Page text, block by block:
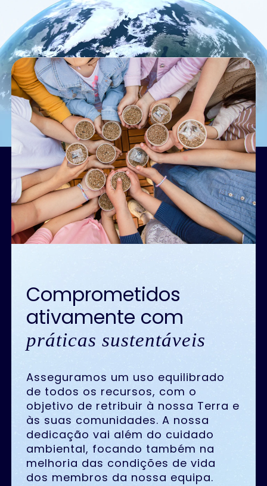
Comprometidos
ativamente com
práticas sustentáveis
Asseguramos um uso equilibrado
de todos os recursos, com o
objetivo de retribuir à nossa Terra e
às suas comunidades. A nossa
dedicação vai além do cuidado
ambiental, focando também na
melhoria das condições de vida
dos membros da nossa equipa.